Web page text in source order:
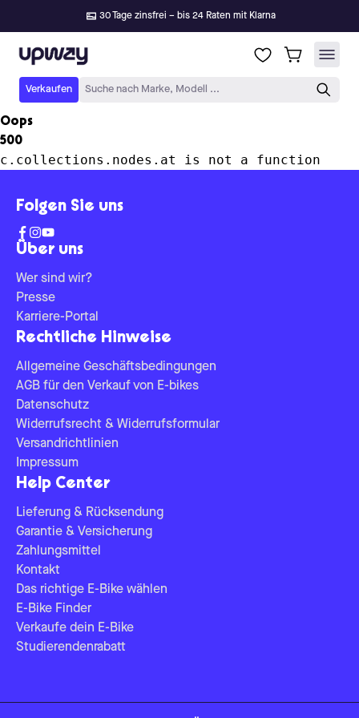
30 Tage zinsfrei – bis 24 Raten mit Klarna
Upway
Verkaufen Suche nach Marke, Modell ...
Oops
500
c.collections.nodes.at is not a function
Über uns
Wer sind wir?
Presse
Karriere-Portal
Rechtliche Hinweise
Allgemeine Geschäftsbedingungen
AGB für den Verkauf von E-bikes
Datenschutz
Widerrufsrecht & Widerrufsformular
Versandrichtlinien
Impressum
Help Center
Lieferung & Rücksendung
Garantie & Versicherung
Zahlungsmittel
Kontakt
Das richtige E-Bike wählen
E-Bike Finder
Verkaufe dein E-Bike
Studierendenrabatt
Folgen Sie uns